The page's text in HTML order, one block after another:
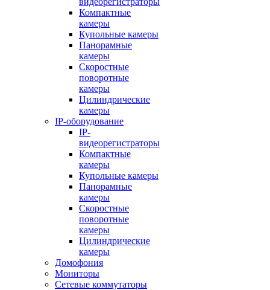
Компактные
камеры
Купольные камеры
Панорамные
камеры
Скоростные
поворотные
камеры
Цилиндрические
камеры
IP-оборудование
IP-
видеорегистраторы
Компактные
камеры
Купольные камеры
Панорамные
камеры
Скоростные
поворотные
камеры
Цилиндрические
камеры
Домофония
Мониторы
Сетевые коммутаторы